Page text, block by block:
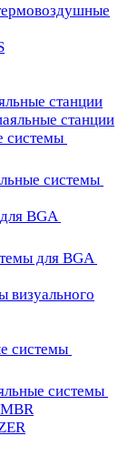
станции
станции
системы
системы
BGA
для BGA
визуального
системы
системы